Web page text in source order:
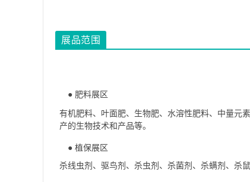
展品范围
● 肥料展区
有机肥料、叶面肥、生物肥、水溶性肥料、中量元
产的生物技术和产品等。
● 植保展区
杀线虫剂、驱鸟剂、杀虫剂、杀菌剂、杀螨剂、杀